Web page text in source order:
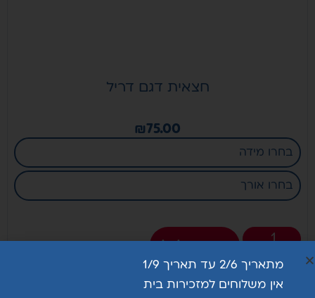
חצאית דגם דריל
₪75.00
מתאריך 2/6 עד תאריך 1/9
אין משלוחים למזכירות בית